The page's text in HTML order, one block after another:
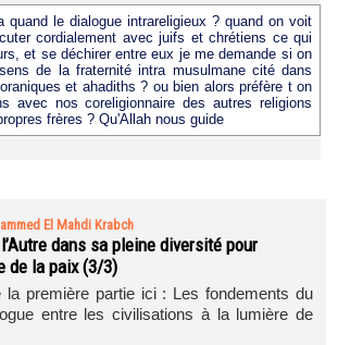
quand le dialogue intrareligieux ? quand on voit
cordialement avec juifs et chrétiens ce qui
et se déchirer entre eux je me demande si on
de la fraternité intra musulmane cité dans
et ahadiths ? ou bien alors préfère t on
avec nos coreligionnaire des autres religions
frères ? Qu'Allah nous guide
El Mahdi Krabch
dans sa pleine diversité pour
de la paix (3/3)
la première partie ici : Les fondements du
entre les civilisations à la lumière de